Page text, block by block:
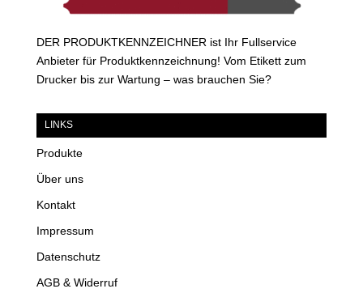
DER PRODUKTKENNZEICHNER ist Ihr Fullservice
Anbieter für Produktkennzeichnung! Vom Etikett zum
Drucker bis zur Wartung – was brauchen Sie?
LINKS
Produkte
Über uns
Kontakt
Impressum
Datenschutz
AGB & Widerruf